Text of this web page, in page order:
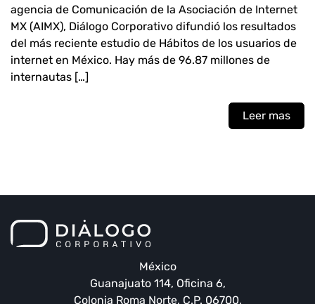
agencia de Comunicación de la Asociación de Internet
MX (AIMX), Diálogo Corporativo difundió los resultados
del más reciente estudio de Hábitos de los usuarios de
internet en México. Hay más de 96.87 millones de
internautas […]
Leer mas
México
Guanajuato 114, Oficina 6,
Colonia Roma Norte, C.P. 06700,